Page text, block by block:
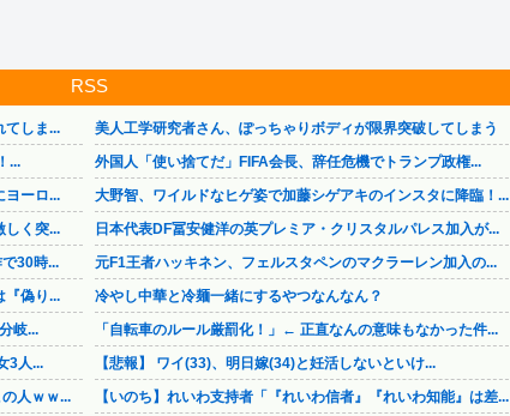
RSS
てしま...
...
ヨーロ...
しく突...
30時...
『偽り...
岐...
3人...
人ｗｗ...
美人工学研究者さん、ぽっちゃりボディが限界突破してしまう
外国人「使い捨てだ」FIFA会長、辞任危機でトランプ政権...
大野智、ワイルドなヒゲ姿で加藤シゲアキのインスタに降臨！...
日本代表DF冨安健洋の英プレミア・クリスタルパレス加入が...
元F1王者ハッキネン、フェルスタペンのマクラーレン加入の...
冷やし中華と冷麺一緒にするやつなんなん？
「自転車のルール厳罰化！」← 正直なんの意味もなかった件...
【悲報】 ワイ(33)、明日嫁(34)と妊活しないといけ...
【いのち】れいわ支持者「『れいわ信者』『れいわ知能』は差...